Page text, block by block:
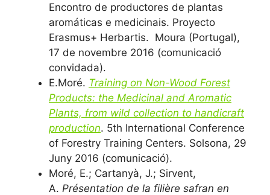
Encontro de productores de plantas
aromáticas e medicinais. Proyecto
Erasmus+ Herbartis. Moura (Portugal),
17 de novembre 2016 (comunicació
convidada).
E.Moré. Training on Non-Wood Forest
Products: the Medicinal and Aromatic
Plants, from wild collection to handicraft
production. 5th International Conference
of Forestry Training Centers. Solsona, 29
Juny 2016 (comunicació).
Moré, E.; Cartanyà, J.; Sirvent,
A. Présentation de la filière safran en